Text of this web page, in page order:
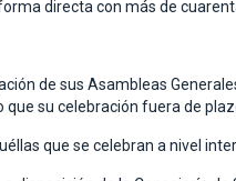
directa con más de
de sus Asambleas
su celebración fuera de
que se celebran a nivel